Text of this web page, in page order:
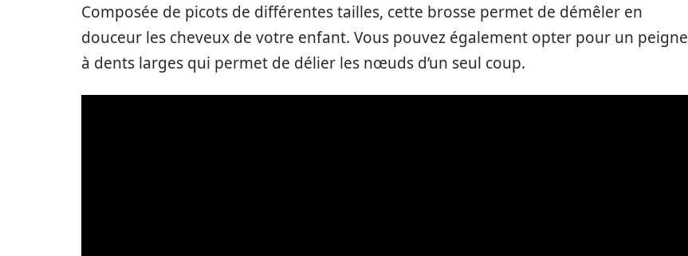
Composée de picots de différentes tailles, cette brosse permet de démêler en
douceur les cheveux de votre enfant. Vous pouvez également opter pour un peigne
à dents larges qui permet de délier les nœuds d’un seul coup.